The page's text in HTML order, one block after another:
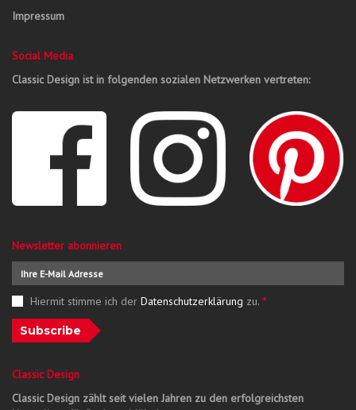
Impressum
Social Media
Classic Design ist in folgenden sozialen Netzwerken vertreten:
Newsletter abonnieren
Hiermit stimme ich der Datenschutzerklärung zu. *
Subscribe
Classic Design
Classic Design zählt seit vielen Jahren zu den erfolgreichsten